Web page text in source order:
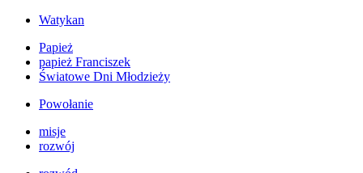
Watykan
Papież
papież Franciszek
Światowe Dni Młodzieży
Powołanie
misje
rozwój